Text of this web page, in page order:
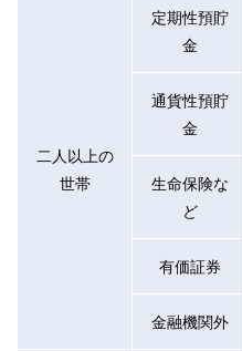
二人以上の
世帯
定期性預貯
金
通貨性預貯
金
生命保険な
ど
有価証券
金融機関外